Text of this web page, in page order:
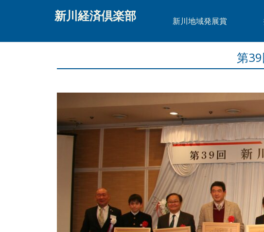
新川経済倶楽部 新川地域発展賞
第